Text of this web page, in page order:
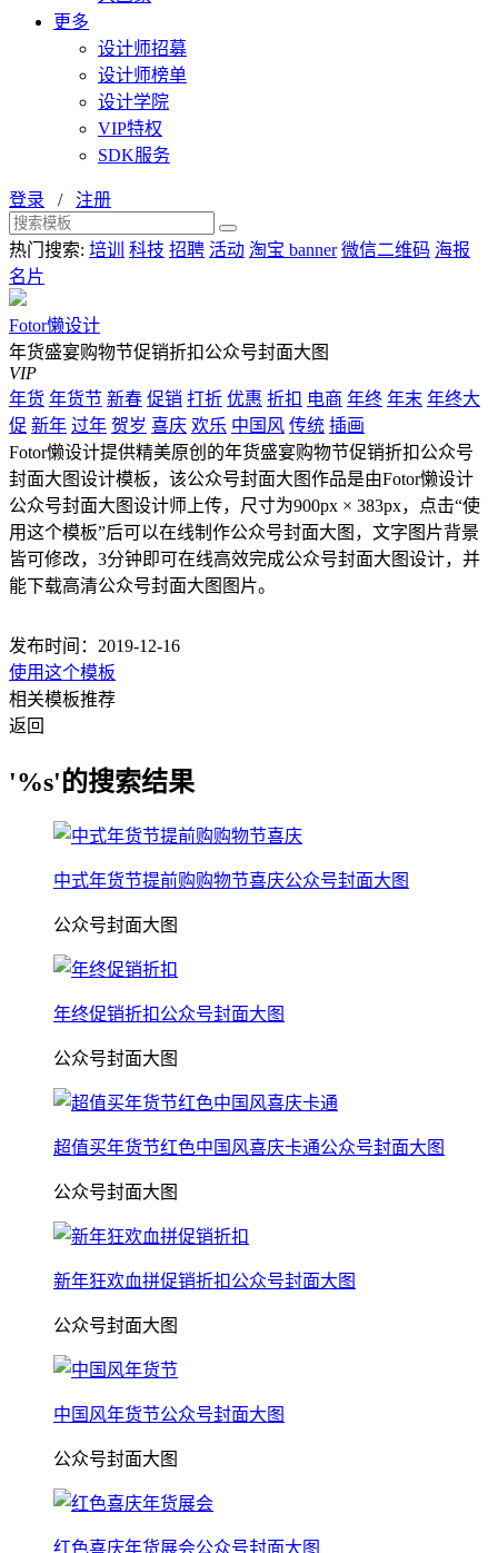
更多
设计师招募
设计师榜单
设计学院
VIP特权
SDK服务
登录 / 注册
热门搜索: 培训 科技 招聘 活动 淘宝 banner 微信二维码 海报
名片
Fotor懒设计
年货盛宴购物节促销折扣公众号封面大图
VIP
年货 年货节 新春 促销 打折 优惠 折扣 电商 年终 年末 年终大
促 新年 过年 贺岁 喜庆 欢乐 中国风 传统 插画
Fotor懒设计提供精美原创的年货盛宴购物节促销折扣公众号
封面大图设计模板，该公众号封面大图作品是由Fotor懒设计
公众号封面大图设计师上传，尺寸为900px × 383px，点击“使
用这个模板”后可以在线制作公众号封面大图，文字图片背景
皆可修改，3分钟即可在线高效完成公众号封面大图设计，并
能下载高清公众号封面大图图片。
发布时间：2019-12-16
使用这个模板
相关模板推荐
返回
'%s'的搜索结果
中式年货节提前购购物节喜庆公众号封面大图
公众号封面大图
年终促销折扣公众号封面大图
公众号封面大图
超值买年货节红色中国风喜庆卡通公众号封面大图
公众号封面大图
新年狂欢血拼促销折扣公众号封面大图
公众号封面大图
中国风年货节公众号封面大图
公众号封面大图
红色喜庆年货展会公众号封面大图